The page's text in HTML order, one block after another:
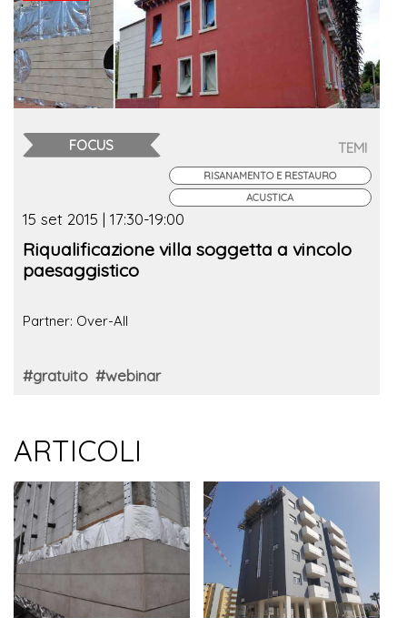
FOCUS TEMI
RISANAMENTO E RESTAURO
ACUSTICA
15 set 2015 | 17:30-19:00
Riqualificazione villa soggetta a vincolo
paesaggistico
Partner: Over-All
#gratuito #webinar
ARTICOLI